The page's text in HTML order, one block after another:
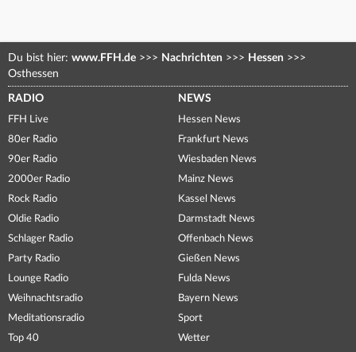
Du bist hier: www.FFH.de >>> Nachrichten >>> Hessen >>>
Osthessen
RADIO
FFH Live
80er Radio
90er Radio
2000er Radio
Rock Radio
Oldie Radio
Schlager Radio
Party Radio
Lounge Radio
Weihnachtsradio
Meditationsradio
Top 40
NEWS
Hessen News
Frankfurt News
Wiesbaden News
Mainz News
Kassel News
Darmstadt News
Offenbach News
Gießen News
Fulda News
Bayern News
Sport
Wetter